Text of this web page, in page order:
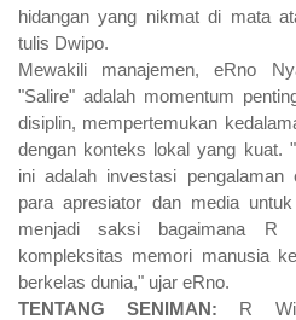
hidangan yang nikmat di mata
tulis Dwipo.
Mewakili manajemen, eRno
"Salire" adalah momentum
disiplin, mempertemukan
dengan konteks lokal yang kuat.
ini adalah investasi pengalaman
para apresiator dan media
menjadi saksi bagaimana R
kompleksitas memori manusia
berkelas dunia," ujar eRno.
TENTANG SENIMAN: R